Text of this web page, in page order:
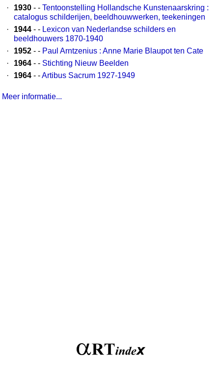
·
1930 - - Tentoonstelling Hollandsche Kunstenaarskring :
catalogus schilderijen, beeldhouwwerken, teekeningen
·
1944 - - Lexicon van Nederlandse schilders en
beeldhouwers 1870-1940
·
1952 - - Paul Arntzenius : Anne Marie Blaupot ten Cate
·
1964 - - Stichting Nieuw Beelden
·
1964 - -Artibus Sacrum 1927-1949
Meer informatie...